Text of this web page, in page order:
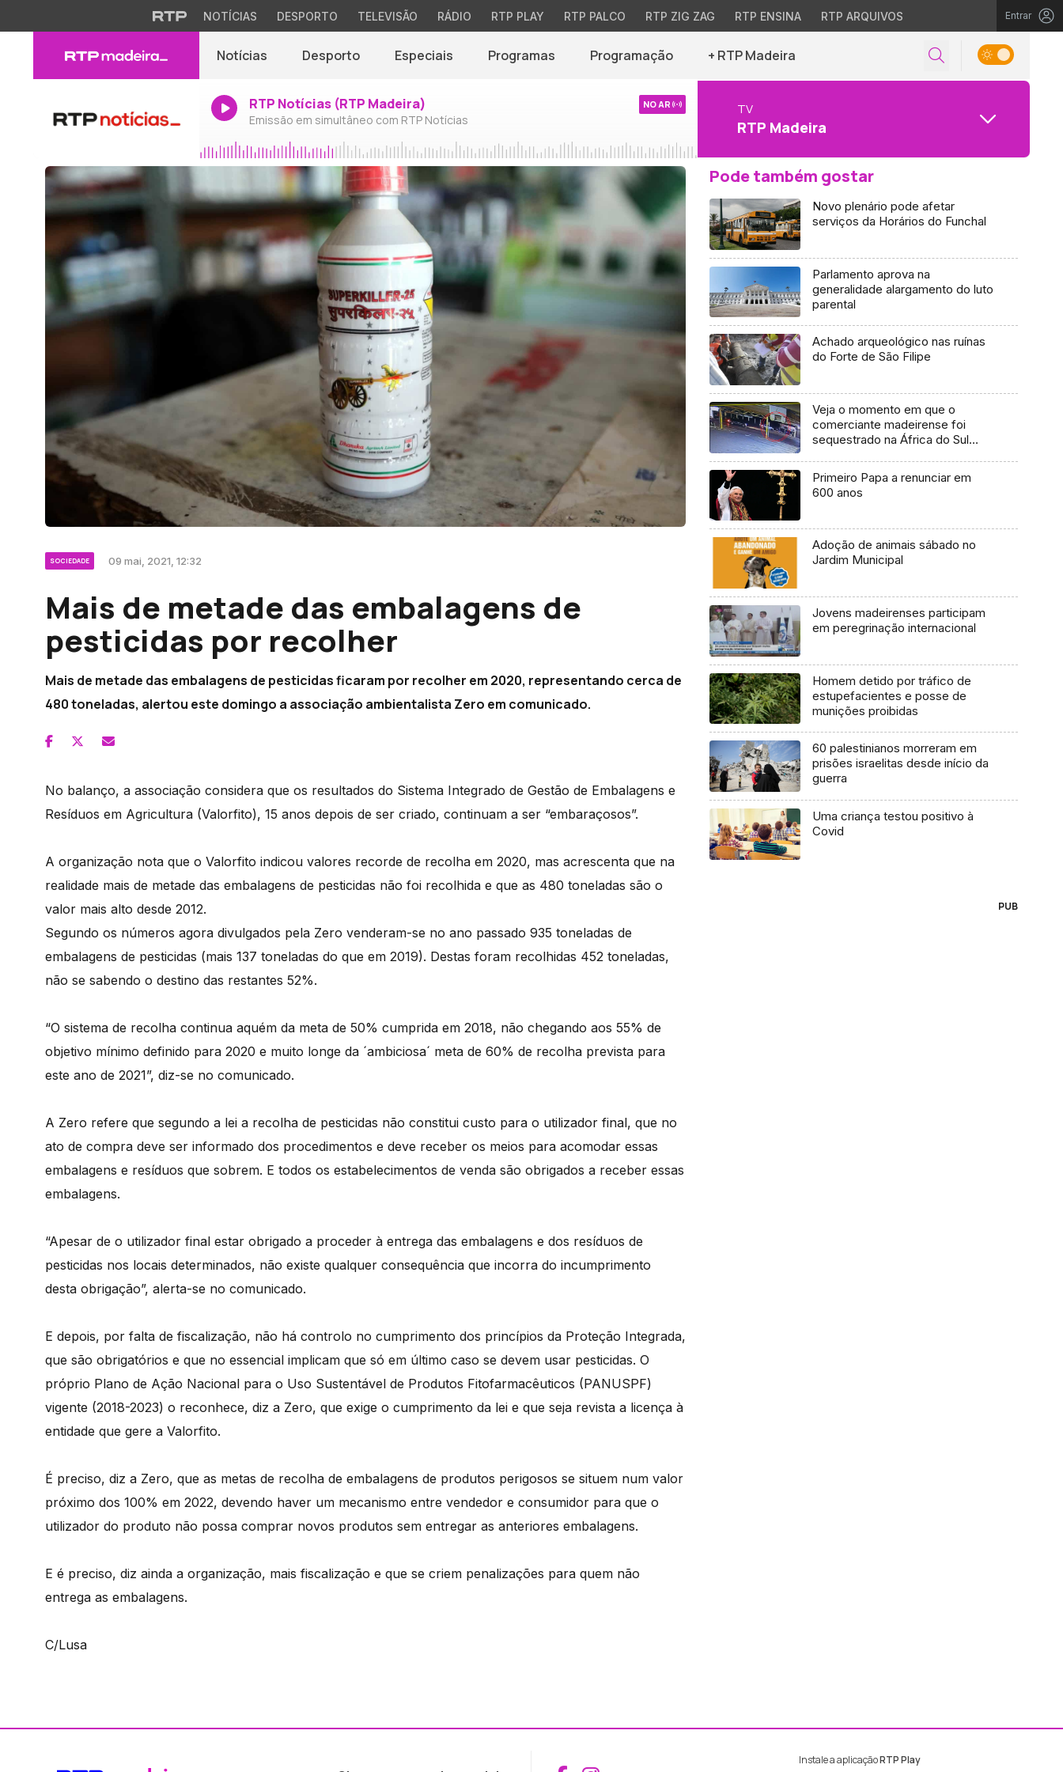
NOTÍCIAS DESPORTO TELEVISÃO RÁDIO RTP PLAY RTP PALCO RTP ZIG ZAG RTP ENSINA RTP ARQUIVOS Entrar
Notícias Desporto Especiais Programas Programação + RTP Madeira
RTP Notícias (RTP Madeira)
Emissão em simultâneo com RTP Notícias
NO AR TV
RTP Madeira
SOCIEDADE 09 mai, 2021, 12:32
Mais de metade das embalagens de
pesticidas por recolher
Mais de metade das embalagens de pesticidas ficaram por recolher em 2020, representando cerca de
480 toneladas, alertou este domingo a associação ambientalista Zero em comunicado.
No balanço, a associação considera que os resultados do Sistema Integrado de Gestão de Embalagens e
Resíduos em Agricultura (Valorfito), 15 anos depois de ser criado, continuam a ser “embaraçosos”.
A organização nota que o Valorfito indicou valores recorde de recolha em 2020, mas acrescenta que na
realidade mais de metade das embalagens de pesticidas não foi recolhida e que as 480 toneladas são o
valor mais alto desde 2012.
Segundo os números agora divulgados pela Zero venderam-se no ano passado 935 toneladas de
embalagens de pesticidas (mais 137 toneladas do que em 2019). Destas foram recolhidas 452 toneladas,
não se sabendo o destino das restantes 52%.
“O sistema de recolha continua aquém da meta de 50% cumprida em 2018, não chegando aos 55% de
objetivo mínimo definido para 2020 e muito longe da ´ambiciosa´ meta de 60% de recolha prevista para
este ano de 2021”, diz-se no comunicado.
A Zero refere que segundo a lei a recolha de pesticidas não constitui custo para o utilizador final, que no
ato de compra deve ser informado dos procedimentos e deve receber os meios para acomodar essas
embalagens e resíduos que sobrem. E todos os estabelecimentos de venda são obrigados a receber essas
embalagens.
“Apesar de o utilizador final estar obrigado a proceder à entrega das embalagens e dos resíduos de
pesticidas nos locais determinados, não existe qualquer consequência que incorra do incumprimento
desta obrigação”, alerta-se no comunicado.
E depois, por falta de fiscalização, não há controlo no cumprimento dos princípios da Proteção Integrada,
que são obrigatórios e que no essencial implicam que só em último caso se devem usar pesticidas. O
próprio Plano de Ação Nacional para o Uso Sustentável de Produtos Fitofarmacêuticos (PANUSPF)
vigente (2018-2023) o reconhece, diz a Zero, que exige o cumprimento da lei e que seja revista a licença à
entidade que gere a Valorfito.
É preciso, diz a Zero, que as metas de recolha de embalagens de produtos perigosos se situem num valor
próximo dos 100% em 2022, devendo haver um mecanismo entre vendedor e consumidor para que o
utilizador do produto não possa comprar novos produtos sem entregar as anteriores embalagens.
E é preciso, diz ainda a organização, mais fiscalização e que se criem penalizações para quem não
entrega as embalagens.
C/Lusa
Pode também gostar
Novo plenário pode afetar
serviços da Horários do Funchal
Parlamento aprova na
generalidade alargamento do luto
parental
Achado arqueológico nas ruínas
do Forte de São Filipe
Veja o momento em que o
comerciante madeirense foi
sequestrado na África do Sul
Primeiro Papa a renunciar em
600 anos
Adoção de animais sábado no
Jardim Municipal
Jovens madeirenses participam
em peregrinação internacional
Homem detido por tráfico de
estupefacientes e posse de
munições proibidas
60 palestinianos morreram em
prisões israelitas desde início da
guerra
Uma criança testou positivo à
Covid
PUB
Instale a aplicaçãoRTP Play